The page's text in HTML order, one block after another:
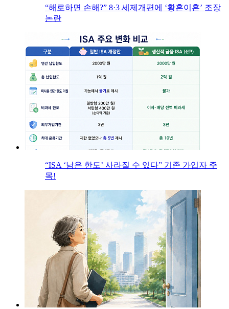
“해로하면 손해?” 8·3 세제개편에 ‘황혼이혼’ 조장
논란
“ISA ‘남은 한도’ 사라질 수 있다” 기존 가입자 주
목!